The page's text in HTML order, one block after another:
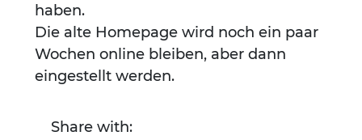
haben.
Die alte Homepage wird noch ein paar
Wochen online bleiben, aber dann
eingestellt werden.
Share with: